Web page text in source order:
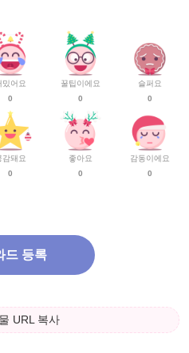
밌어요
0
감돼요
0
꿀팁이에요
0
좋아요
0
슬퍼요
0
감동이에요
0
드 등록
URL 복사